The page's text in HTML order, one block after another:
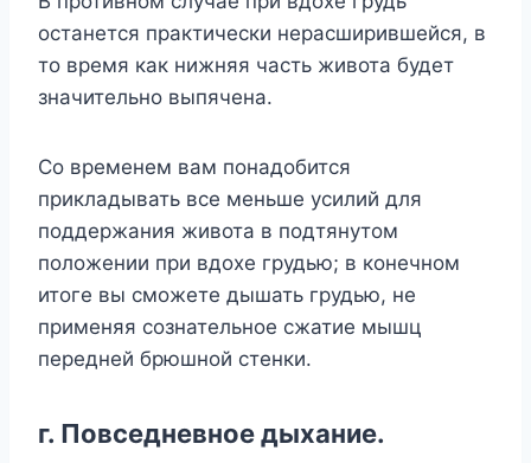
останется практически нерасширившейся, в
то время как нижняя часть живота будет
значительно выпячена.
Со временем вам понадобится
прикладывать все меньше усилий для
поддержания живота в подтянутом
положении при вдохе грудью; в конечном
итоге вы сможете дышать грудью, не
применяя сознательное сжатие мышц
передней брюшной стенки.
г. Повседневное дыхание.